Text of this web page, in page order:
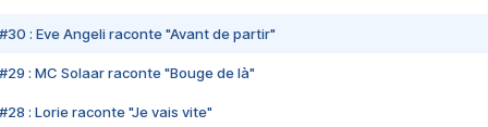
#30 : Eve Angeli raconte "Avant de partir"
#29 : MC Solaar raconte "Bouge de là"
#28 : Lorie raconte "Je vais vite"